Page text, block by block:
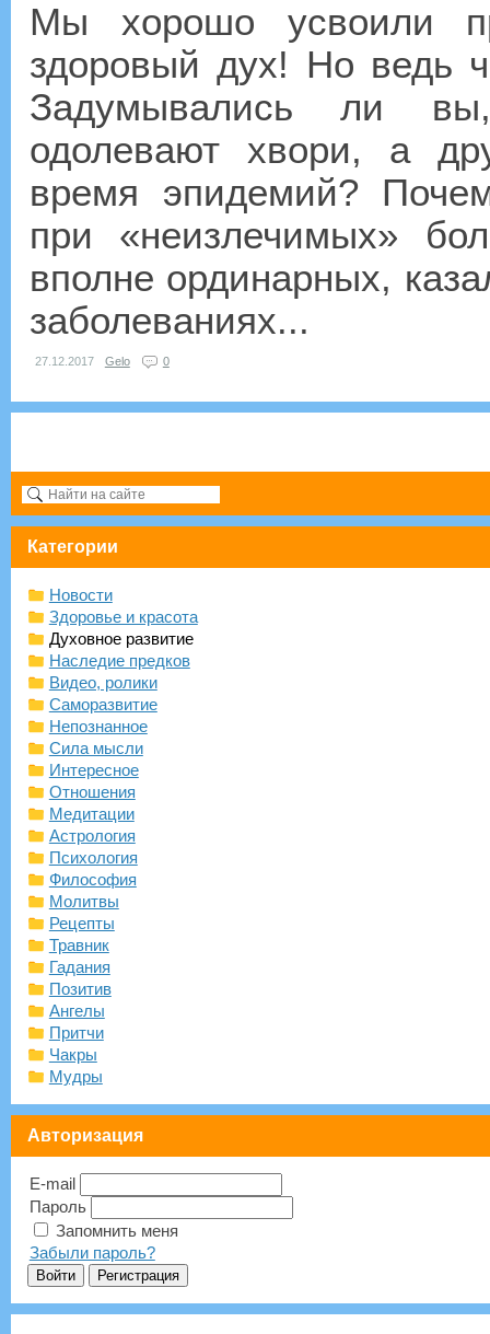
Мы хорошо усвоили
здоровый дух! Но ведь
Задумывались ли
одолевают хвори, а
время эпидемий?
при «неизлечимых»
вполне ординарных,
заболеваниях...
27.12.2017 Gelo 0
Категории
Новости
Здоровье и красота
Духовное развитие
Наследие предков
Видео, ролики
Саморазвитие
Непознанное
Сила мысли
Интересное
Отношения
Медитации
Астрология
Психология
Философия
Молитвы
Рецепты
Травник
Гадания
Позитив
Ангелы
Притчи
Чакры
Мудры
Авторизация
E-mail
Пароль
Запомнить меня
Забыли пароль?